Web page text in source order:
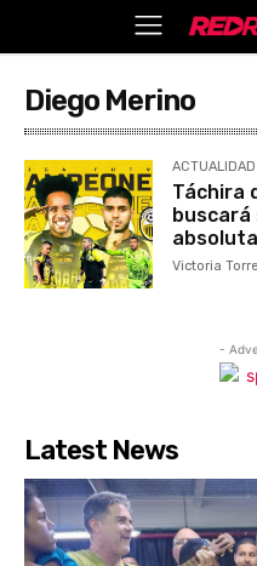
Diego Merino
ACTUALIDAD
Táchira
buscará
absoluta
Victoria
-
Latest News